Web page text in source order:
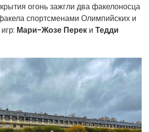
огонь зажгли два факелоносца
спортсменами Олимпийских и
Мари-Жозе Перек и Тедди